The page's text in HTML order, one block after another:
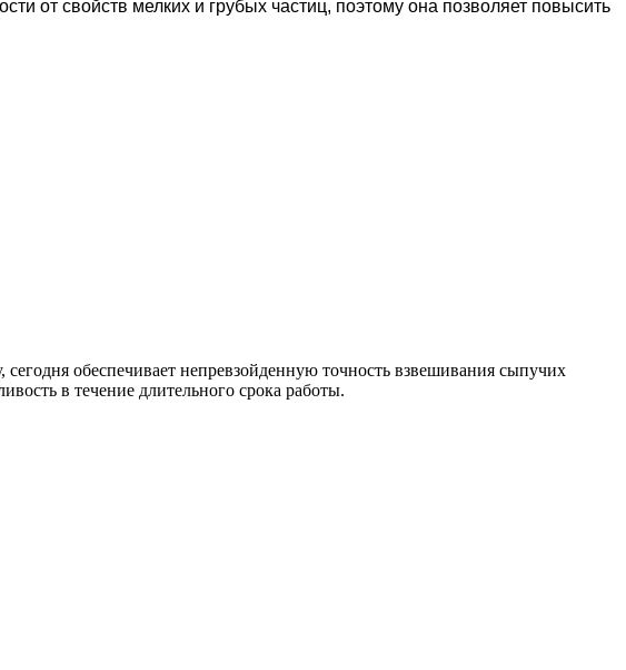
от свойств мелких и грубых частиц, поэтому она позволяет повысить
обеспечивает непревзойденную точность взвешивания сыпучих
в течение длительного срока работы.